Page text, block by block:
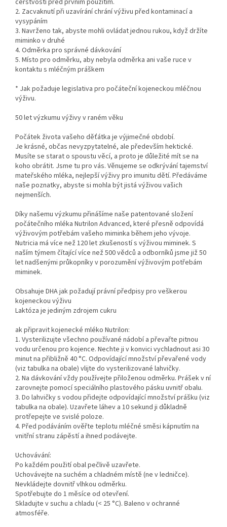
čerstvosti před prvním použítím.
2. Zacvaknutí při uzavírání chrání výživu před kontaminací a
vysypáním
3. Navrženo tak, abyste mohli ovládat jednou rukou, když držíte
miminko v druhé
4. Odměrka pro správné dávkování
5. Místo pro odměrku, aby nebyla odměrka ani vaše ruce v
kontaktu s mléčným práškem
* Jak požaduje legislativa pro počáteční kojeneckou mléčnou
výživu.
50 let výzkumu výživy v raném věku
Počátek života vašeho děťátka je výjimečné období.
Je krásné, občas nevyzpytatelné, ale především hektické.
Musíte se starat o spoustu věcí, a proto je důležité mít se na
koho obrátit. Jsme tu pro vás. Věnujeme se odkrývání tajemství
mateřského mléka, nejlepší výživy pro imunitu dětí. Předáváme
naše poznatky, abyste si mohla být jistá výživou vašich
nejmenších.
Díky našemu výzkumu přinášíme naše patentované složení
počátečního mléka Nutrilon Advanced, které přesně odpovídá
výživovým potřebám vašeho miminka během jeho vývoje.
Nutricia má více než 120 let zkušeností s výživou miminek. S
naším týmem čítající více než 500 vědců a odborníků jsme již 50
let nadšenými průkopníky v porozumění výživovým potřebám
miminek.
Obsahuje DHA jak požadují právní předpisy pro veškerou
kojeneckou výživu
Laktóza je jediným zdrojem cukru
ak připravit kojenecké mléko Nutrilon:
1. Vysterilizujte všechno používané nádobí a převařte pitnou
vodu určenou pro kojence. Nechte ji v konvici vychladnout asi 30
minut na přibližně 40 °C. Odpovídající množství převařené vody
(viz tabulka na obale) vlijte do vysterilizované lahvičky.
2. Na dávkování vždy používejte přiloženou odměrku. Prášek v ní
zarovnejte pomocí speciálního plastového pásku uvnitř obalu.
3. Do lahvičky s vodou přidejte odpovídající množství prášku (viz
tabulka na obale). Uzavřete láhev a 10 sekund ji důkladně
protřepejte ve svislé poloze.
4. Před podáváním ověřte teplotu mléčné směsi kápnutím na
vnitřní stranu zápěstí a ihned podávejte.
Uchovávání:
Po každém použití obal pečlivě uzavřete.
Uchovávejte na suchém a chladném místě (ne v ledničce).
Nevkládejte dovnitř vlhkou odměrku.
Spotřebujte do 1 měsíce od otevření.
Skladujte v suchu a chladu (< 25 °C). Baleno v ochranné
atmosféře.